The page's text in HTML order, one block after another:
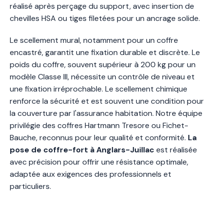
réalisé après perçage du support, avec insertion de
chevilles HSA ou tiges filetées pour un ancrage solide.
Le scellement mural, notamment pour un coffre
encastré, garantit une fixation durable et discrète. Le
poids du coffre, souvent supérieur à 200 kg pour un
modèle Classe III, nécessite un contrôle de niveau et
une fixation irréprochable. Le scellement chimique
renforce la sécurité et est souvent une condition pour
la couverture par l'assurance habitation. Notre équipe
privilégie des coffres Hartmann Tresore ou Fichet-
Bauche, reconnus pour leur qualité et conformité. La
pose de coffre-fort à Anglars-Juillac est réalisée
avec précision pour offrir une résistance optimale,
adaptée aux exigences des professionnels et
particuliers.